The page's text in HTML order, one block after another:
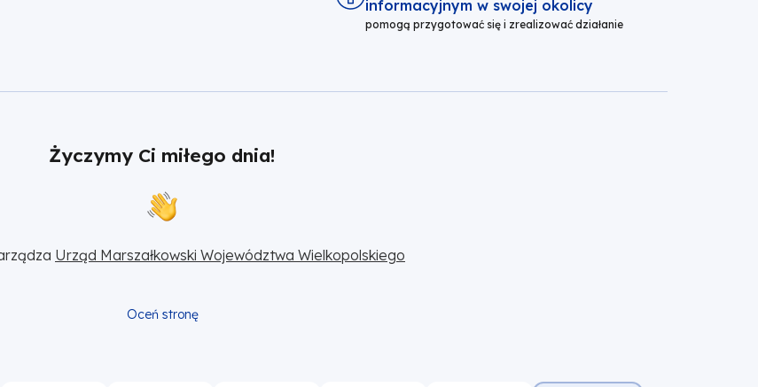
informacyjnym w swojej okolicy
pomogą przygotować się i zrealizować działanie
Życzymy Ci miłego dnia!
Urząd Marszałkowski Województwa Wielkopolskiego
Oceń stronę